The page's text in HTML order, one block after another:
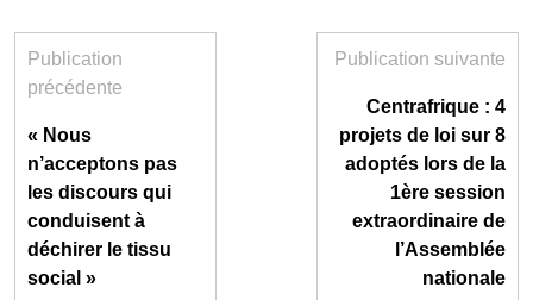
Publication
précédente
« Nous
n’acceptons pas
les discours qui
conduisent à
déchirer le tissu
social »
Publication suivante
Centrafrique : 4
projets de loi sur 8
adoptés lors de la
1ère session
extraordinaire de
l’Assemblée
nationale